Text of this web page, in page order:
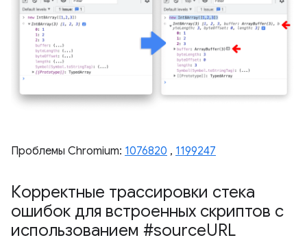
Проблемы Chromium: 1076820 , 1199247
Корректные трассировки стека
ошибок для встроенных скриптов с
использованием #sourceURL